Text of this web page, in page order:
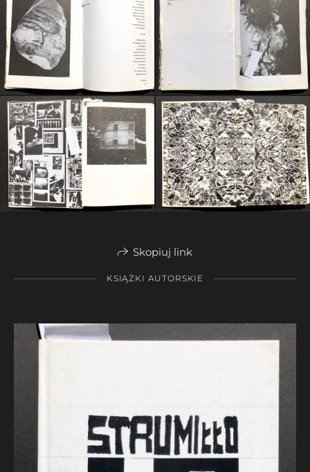
Skopiuj link
KSIĄŻKI AUTORSKIE